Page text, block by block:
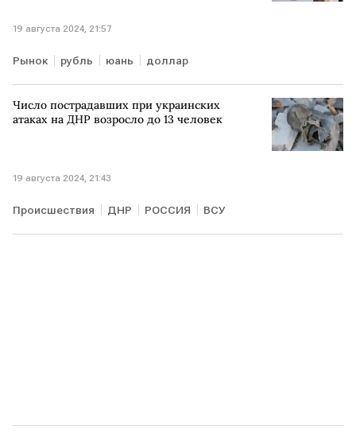
19 августа 2024, 21:57
Рынок рубль юань доллар
Число пострадавших при украинских
атаках на ДНР возросло до 13 человек
19 августа 2024, 21:43
Происшествия ДНР РОССИЯ ВСУ